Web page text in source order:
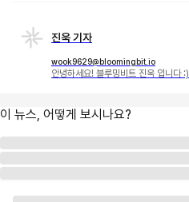
진욱 기자
wook9629@bloomingbit.io
안녕하세요! 블루밍비트 진욱 입니다 :)
이 뉴스, 어떻게 보시나요?